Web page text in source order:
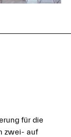
für die
zwei- auf